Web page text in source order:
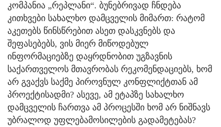
კომპანია „რეპლანი“. ბუნებრივად ჩნდება
კითხვები სახალხო დამცველის მიმართ: რატომ
აკეთებს წინსწრებით ასეთ დასკვნებს და
შეფასებებს, ვის მიერ მიწოდებულ
ინფორმაციებზე დაყრდნობით უგზავნის
საქართველოს მთავრობას რეკომენდაციებს, ხომ
არ გვაქვს საქმე პიროვნულ კონფლიქტთან ამ
პროექტისადმი? ასევე, ამ ეტაპზე სახალხო
დამცველის ჩართვა ამ პროცესში ხომ არ ნიშნავს
უბრალოდ უფლებამოსილების გადამეტებას?